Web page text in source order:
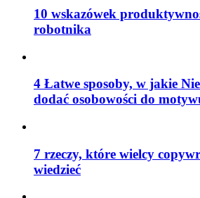
10 wskazówek
robotnika
4 Łatwe sposoby, w jakie
dodać osobowości do
7 rzeczy, które wielcy
wiedzieć